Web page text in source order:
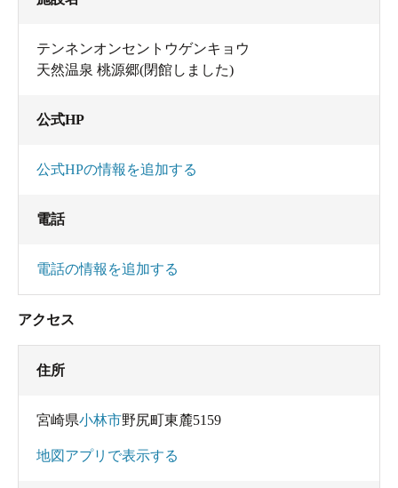
テンネンオンセントウゲンキョウ
天然温泉 桃源郷(閉館しました)
公式HP
公式HPの情報を追加する
電話
電話の情報を追加する
アクセス
住所
宮崎県小林市野尻町東麓5159
地図アプリで表示する